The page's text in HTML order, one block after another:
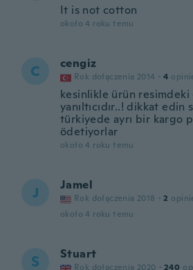
It is not cotton
około 4 roku temu
C cengiz
Rok dołączenia 2014 · 4
kesinlikle ürün
yanıltıcıdır..! dikkat edin
türkiyede ayrı bir kargo
ödetiyorlar
około 4 roku temu
J Jamel
Rok dołączenia 2018 · 2
około 4 roku temu
S Stuart
Rok dołączenia 2020 · 240